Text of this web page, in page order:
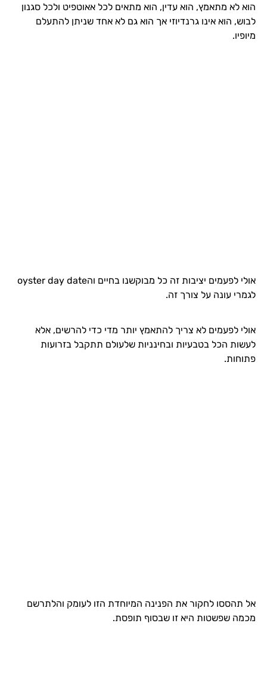
הוא לא מתאמץ, הוא עדין, הוא מתאים לכל אאוטפיט ולכל סגנון
לבוש, הוא אינו גרנדיוזי אך הוא גם לא אחד שניתן להתעלם
מיופיו.
אולי לפעמים יציבות זה כל מבוקשנו בחיים והoyster day date
לגמרי עונה על צורך זה.
אולי לפעמים לא צריך להתאמץ יותר מדי כדי להרשים, אלא
לעשות הכל בטבעיות ובחינניות שלעולם תתקבל בזרועות
פתוחות.
אל תהססו לחקור את הפנינה המיוחדת הזו לעומק והלתרשם
מכמה שפשטות היא זו שבסוף תופסת.